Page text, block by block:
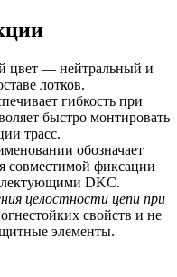
цвет — нейтральный и
лотков.
гибкость при
быстро монтировать
трасс.
обозначает
совместимой фиксации
DKC.
целостности цепи при
свойств и не
элементы.